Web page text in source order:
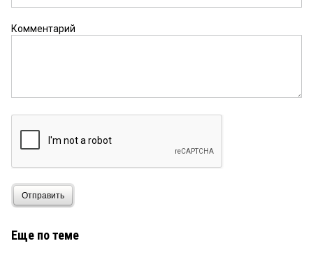
Комментарий
Отправить
Еще по теме